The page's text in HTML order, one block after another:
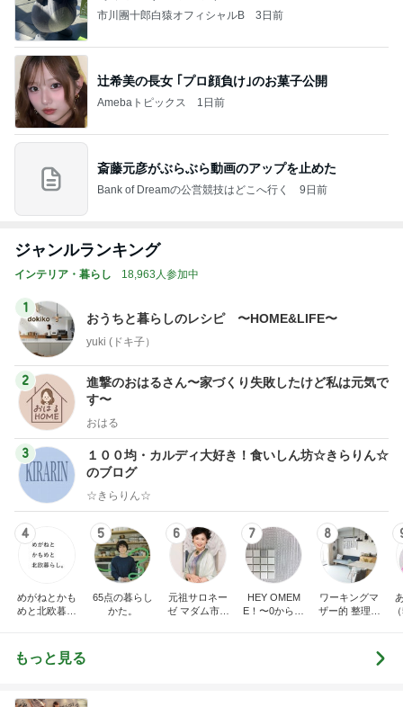
市川團十郎白猿オフィシャルB 3日前
辻希美の長女 ｢プロ顔負け｣のお菓子公開
Amebaトピックス 1日前
斎藤元彦がぶらぶら動画のアップを止めた
Bank of Dreamの公営競技はどこへ行く 9日前
ジャンルランキング
インテリア・暮らし 18,963人参加中
1
おうちと暮らしのレシピ 〜HOME&LIFE〜
yuki (ドキ子）
2
進撃のおはるさん〜家づくり失敗したけど私は元気で
す〜
おはる
3
１００均・カルディ大好き！食いしん坊☆きらりん☆
のブログ
☆きらりん☆
4
めがねとかも
めと北欧暮ら
5
65点の暮らし
かた。
6
元祖サロネー
ゼ マダム市川
7
HEY OMEM
E！〜0からの
8
ワーキングマ
ザー的 整理収
もっと見る